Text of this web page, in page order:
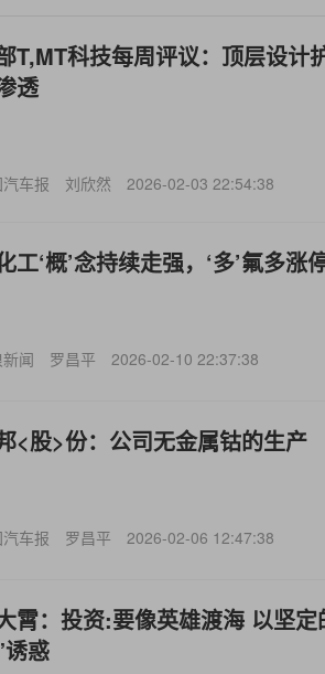
T,MT科技每周评议：顶层设计
透
车报 刘欣然 2026-02-03 22:54:38
工‘概’念持续走强，‘多’氟多涨
闻 罗昌平 2026-02-10 22:37:38
<股>份：公司无金属钴的生产
车报 罗昌平 2026-02-06 12:47:38
霄：投资:要像英雄渡海 以坚
诱惑